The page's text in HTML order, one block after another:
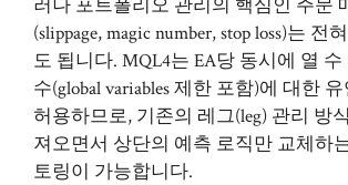
러나 포트폴리오 관리의 핵심인 주문
(slippage, magic number, stop loss)는 전
도 됩니다. MQL4는 EA당 동시에 열 수
수(global variables 제한 포함)에 대한
허용하므로, 기존의 레그(leg) 관리 방
져오면서 상단의 예측 로직만 교체하
토링이 가능합니다.